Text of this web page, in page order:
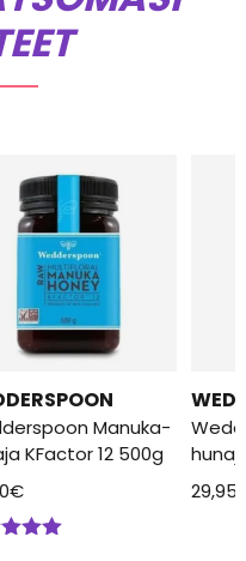
Manuka-
KFactor 12 500g
€
29,95